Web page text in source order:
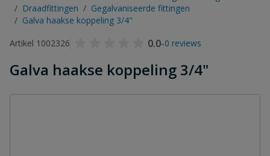
/ Draadfittingen / Gegalvaniseerde fittingen
/ Galva haakse koppeling 3/4"
Artikel 1002326
0.0-0 reviews
Galva haakse koppeling 3/4"